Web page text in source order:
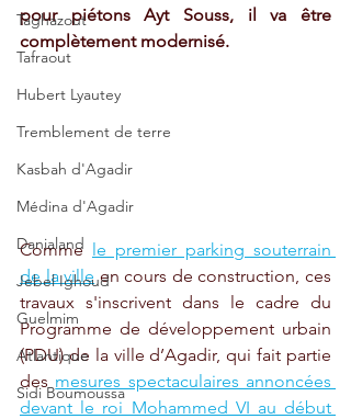
Taghazout
Tafraout
Hubert Lyautey
Tremblement de terre
Kasbah d'Agadir
Médina d'Agadir
Danialand
Jebel Ighoud
Guelmim
Atlantique
Sidi Boumoussa
pour piétons Ayt Souss, il va être
complètement modernisé.
Comme le premier parking souterrain
de la ville en cours de construction, ces
travaux s'inscrivent dans le cadre du
Programme de développement urbain
(PDU) de la ville d’Agadir, qui fait partie
des mesures spectaculaires annoncées
devant le roi Mohammed VI au début